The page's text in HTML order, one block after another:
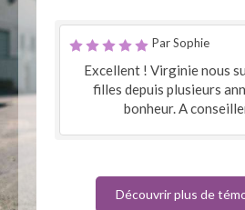
Par Sophie
Excellent ! Virginie nous
filles depuis plusieurs
bonheur. A
Découvrir plus de